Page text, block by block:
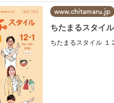
www.chitamaru.jp
ちたまるスタイ
ちたまるスタイル １